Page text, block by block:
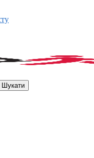
Шукати
Шукати